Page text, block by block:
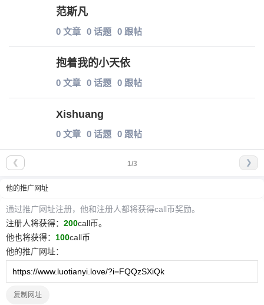
范斯凡
0 文章 0 话题 0 跟帖
抱着我的小天依
0 文章 0 话题 0 跟帖
Xishuang
0 文章 0 话题 0 跟帖
1/3
❮ ❯
他的推广网址
通过推广网址注册， 他和注册人都将获得call币奖励。
注册人将获得： 200call币。
他也将获得： 100call币
他的推广网址：
复制网址